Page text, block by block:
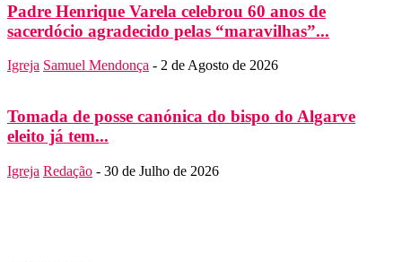
Padre Henrique Varela celebrou 60 anos de
sacerdócio agradecido pelas “maravilhas”...
Igreja Samuel Mendonça - 2 de Agosto de 2026
Tomada de posse canónica do bispo do Algarve
eleito já tem...
Igreja Redação - 30 de Julho de 2026